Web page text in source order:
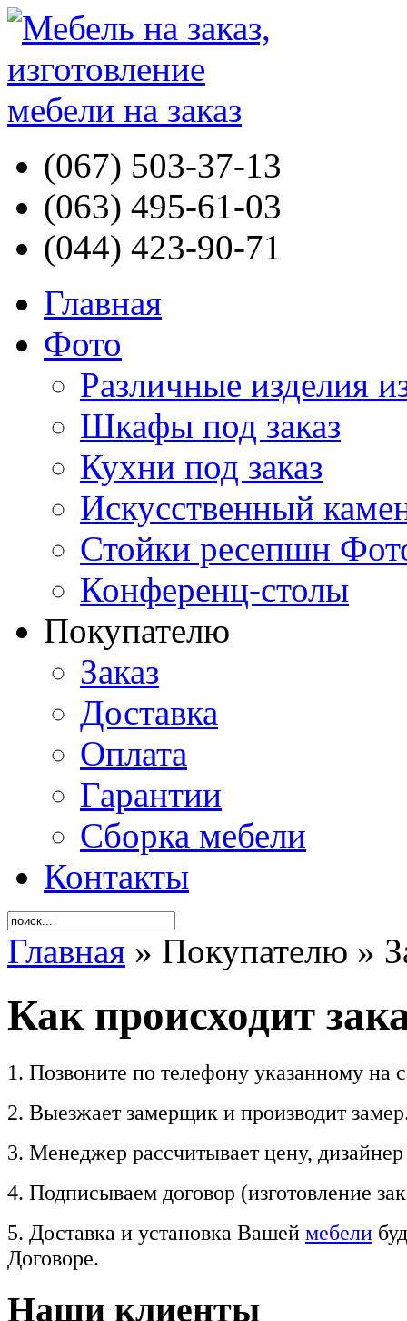
(067) 503-37-13
(063) 495-61-03
(044) 423-90-71
Главная
Фото
Различные изделия
Шкафы под заказ
Кухни под заказ
Искусственный
Стойки ресепшн
Конференц-столы
Покупателю
Заказ
Доставка
Оплата
Гарантии
Сборка мебели
Контакты
Главная » Покупателю »
Как происходит
1. Позвоните по телефону указанному на
2. Выезжает замерщик и производит
3. Менеджер рассчитывает цену,
4. Подписываем договор (изготовление
5. Доставка и установка Вашей мебели
Договоре.
Наши клиенты